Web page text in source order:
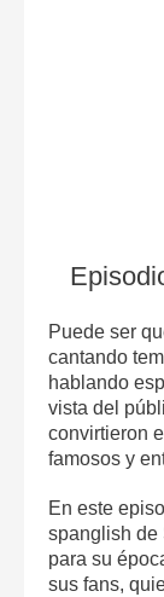
Puede ser
cantando
hablando
vista del
convirtieron
famosos y
En este
spanglish de
para su
sus fans,